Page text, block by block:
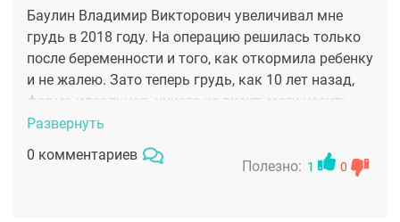
Баулин Владимир Викторович увеличивал мне
грудь в 2018 году. На операцию решилась только
после беременности и того, как откормила ребенку
и не жалею. Зато теперь грудь, как 10 лет назад,
форма идеальная, ничего не висит, могу носить
любое белье и красивые купальники.
Развернуть
0 комментариев
Полезно: 1 0